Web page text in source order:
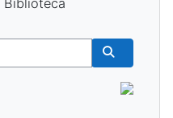
Buscar